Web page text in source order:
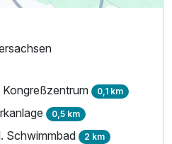
Kongreßzentrum 0,1 km
0,5 km
Schwimmbad 2 km